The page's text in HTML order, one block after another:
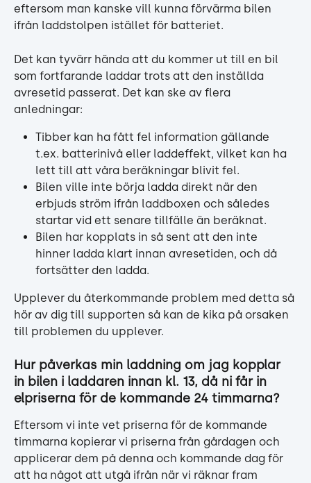
eftersom man kanske vill kunna förvärma bilen
ifrån laddstolpen istället för batteriet.
Det kan tyvärr hända att du kommer ut till en bil
som fortfarande laddar trots att den inställda
avresetid passerat. Det kan ske av flera
anledningar:
Tibber kan ha fått fel information gällande
t.ex. batterinivå eller laddeffekt, vilket kan ha
lett till att våra beräkningar blivit fel.
Bilen ville inte börja ladda direkt när den
erbjuds ström ifrån laddboxen och således
startar vid ett senare tillfälle än beräknat.
Bilen har kopplats in så sent att den inte
hinner ladda klart innan avresetiden, och då
fortsätter den ladda.
Upplever du återkommande problem med detta så
hör av dig till supporten så kan de kika på orsaken
till problemen du upplever.
Hur påverkas min laddning om jag kopplar
in bilen i laddaren innan kl. 13, då ni får in
elpriserna för de kommande 24 timmarna?
Eftersom vi inte vet priserna för de kommande
timmarna kopierar vi priserna från gårdagen och
applicerar dem på denna och kommande dag för
att ha något att utgå ifrån när vi räknar fram